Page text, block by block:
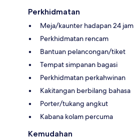
Perkhidmatan
Meja/kaunter hadapan 24 jam
Perkhidmatan rencam
Bantuan pelancongan/tiket
Tempat simpanan bagasi
Perkhidmatan perkahwinan
Kakitangan berbilang bahasa
Porter/tukang angkut
Kabana kolam percuma
Kemudahan